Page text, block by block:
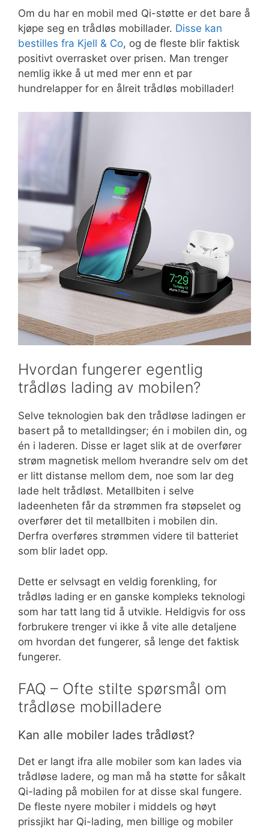
Om du har en mobil med Qi-støtte er det bare å
kjøpe seg en trådløs mobillader. Disse kan
bestilles fra Kjell & Co, og de fleste blir faktisk
positivt overrasket over prisen. Man trenger
nemlig ikke å ut med mer enn et par
hundrelapper for en ålreit trådløs mobillader!
Hvordan fungerer egentlig
trådløs lading av mobilen?
Selve teknologien bak den trådløse ladingen er
basert på to metalldingser; én i mobilen din, og
én i laderen. Disse er laget slik at de overfører
strøm magnetisk mellom hverandre selv om det
er litt distanse mellom dem, noe som lar deg
lade helt trådløst. Metallbiten i selve
ladeenheten får da strømmen fra støpselet og
overfører det til metallbiten i mobilen din.
Derfra overføres strømmen videre til batteriet
som blir ladet opp.
Dette er selvsagt en veldig forenkling, for
trådløs lading er en ganske kompleks teknologi
som har tatt lang tid å utvikle. Heldigvis for oss
forbrukere trenger vi ikke å vite alle detaljene
om hvordan det fungerer, så lenge det faktisk
fungerer.
FAQ – Ofte stilte spørsmål om
trådløse mobilladere
Kan alle mobiler lades trådløst?
Det er langt ifra alle mobiler som kan lades via
trådløse ladere, og man må ha støtte for såkalt
Qi-lading på mobilen for at disse skal fungere.
De fleste nyere mobiler i middels og høyt
prissjikt har Qi-lading, men billige og mobiler